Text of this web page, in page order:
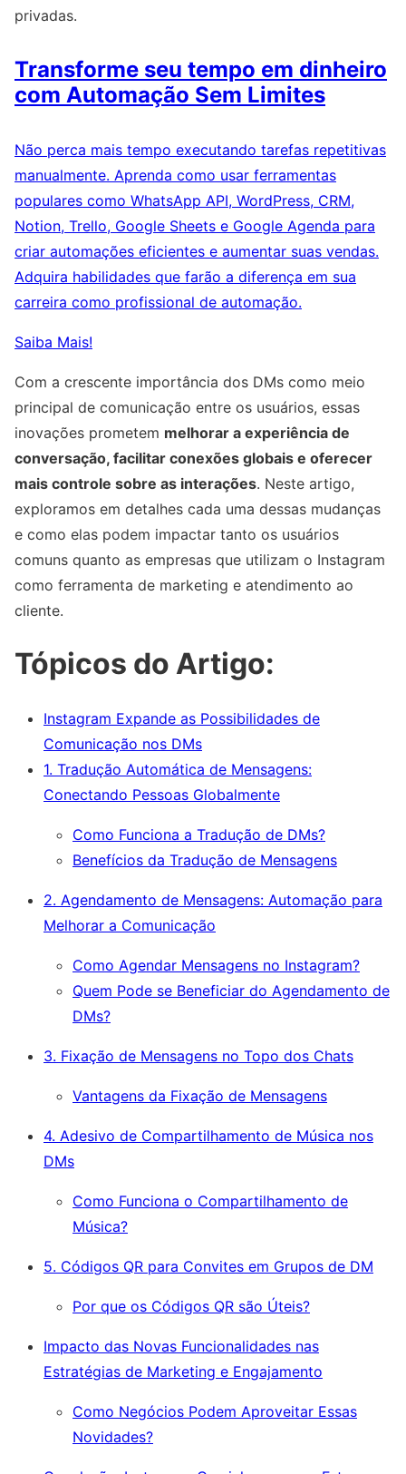
privadas.
Transforme seu tempo em dinheiro
com Automação Sem Limites
Não perca mais tempo executando tarefas repetitivas
manualmente. Aprenda como usar ferramentas
populares como WhatsApp API, WordPress, CRM,
Notion, Trello, Google Sheets e Google Agenda para
criar automações eficientes e aumentar suas vendas.
Adquira habilidades que farão a diferença em sua
carreira como profissional de automação.
Saiba Mais!
Com a crescente importância dos DMs como meio
principal de comunicação entre os usuários, essas
inovações prometem melhorar a experiência de
conversação, facilitar conexões globais e oferecer
mais controle sobre as interações. Neste artigo,
exploramos em detalhes cada uma dessas mudanças
e como elas podem impactar tanto os usuários
comuns quanto as empresas que utilizam o Instagram
como ferramenta de marketing e atendimento ao
cliente.
Tópicos do Artigo:
Instagram Expande as Possibilidades de
Comunicação nos DMs
1. Tradução Automática de Mensagens:
Conectando Pessoas Globalmente
Como Funciona a Tradução de DMs?
Benefícios da Tradução de Mensagens
2. Agendamento de Mensagens: Automação para
Melhorar a Comunicação
Como Agendar Mensagens no Instagram?
Quem Pode se Beneficiar do Agendamento de
DMs?
3. Fixação de Mensagens no Topo dos Chats
Vantagens da Fixação de Mensagens
4. Adesivo de Compartilhamento de Música nos
DMs
Como Funciona o Compartilhamento de
Música?
5. Códigos QR para Convites em Grupos de DM
Por que os Códigos QR são Úteis?
Impacto das Novas Funcionalidades nas
Estratégias de Marketing e Engajamento
Como Negócios Podem Aproveitar Essas
Novidades?